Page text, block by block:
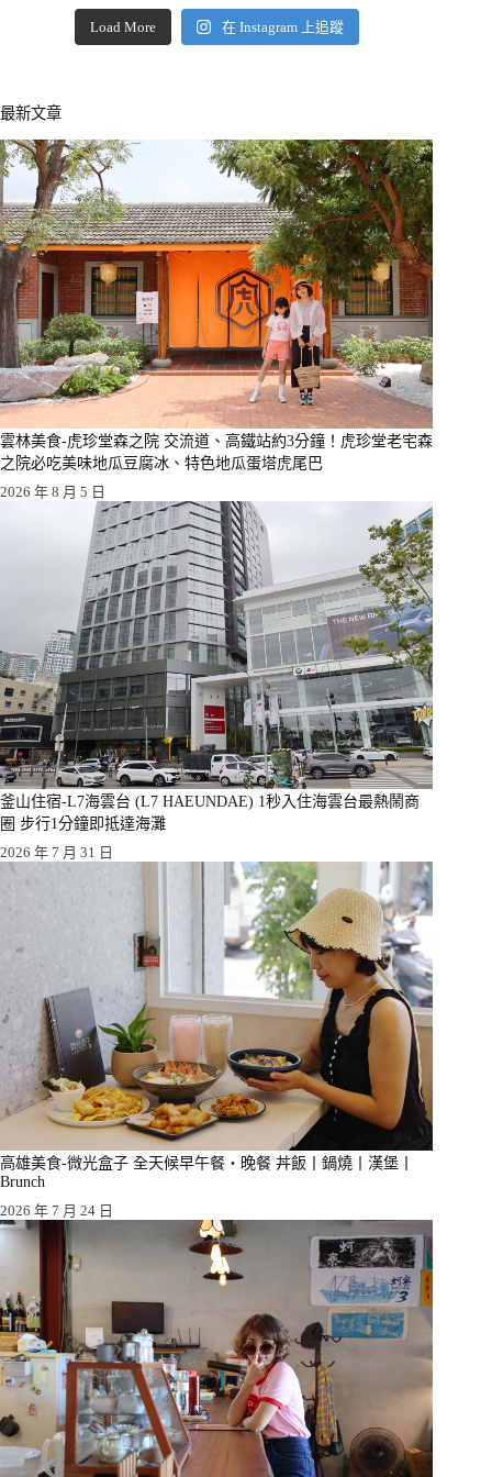
Load More 在 Instagram 上追蹤
最新文章
雲林美食-虎珍堂森之院 交流道、高鐵站約3分鐘！虎珍堂老宅森
之院必吃美味地瓜豆腐冰、特色地瓜蛋塔虎尾巴
2026 年 8 月 5 日
釜山住宿-L7海雲台 (L7 HAEUNDAE) 1秒入住海雲台最熱鬧商
圈 步行1分鐘即抵達海灘
2026 年 7 月 31 日
高雄美食-微光盒子 全天候早午餐・晚餐 丼飯丨鍋燒丨漢堡丨
Brunch
2026 年 7 月 24 日